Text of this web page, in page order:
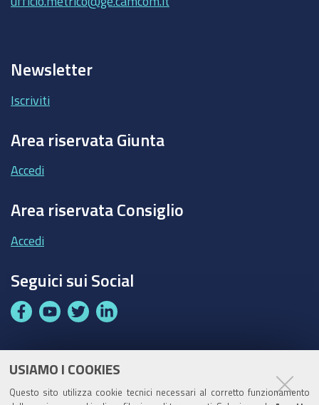
USIAMO I COOKIES
Questo sito utilizza cookie tecnici necessari al corretto funzionamento
Newsletter
Iscriviti
Area riservata Giunta
Accedi
Area riservata Consiglio
Accedi
Seguici sui Social
F
c
e
b
Y
u
t
T
i
t
L
n
k